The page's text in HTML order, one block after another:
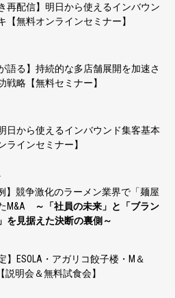
再配信】明日から使えるインバウン
【無料オンラインセミナー】
語る】持続的な多店舗展開を加速さ
戦略【無料セミナー】
日から使えるインバウンド集客基本
ラインセミナー】
】競争激化のラーメン業界で「麺屋
M&A
～「社員の未来」と「ブラン
を見据えた決断の裏側～
】ESOLA・アガリコ餃子楼・M＆
説明会＆無料試食会】